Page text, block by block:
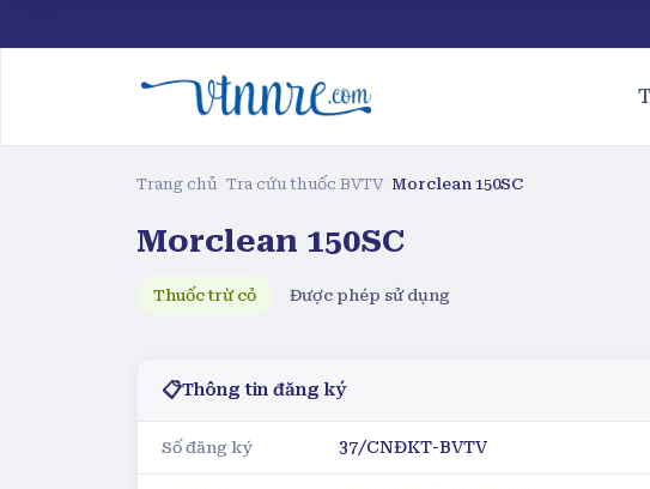
Trang chủ Tra cứu thuốc BVTV/ Morclean 150SC
Morclean 150SC
Thuốc trừ cỏ Được phép sử dụng
📋Thông tin đăng ký
Số đăng ký 37/CNĐKT-BVTV